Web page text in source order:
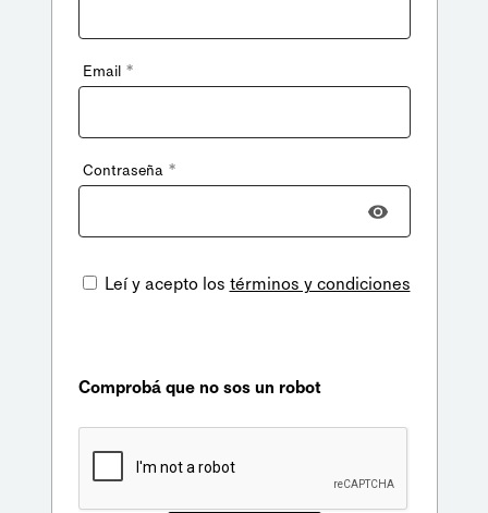
Email *
Contraseña *
Leí y acepto los términos y condiciones
Comprobá que no sos un robot